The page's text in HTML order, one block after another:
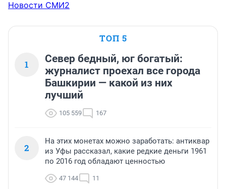
Новости СМИ2
ТОП 5
1
Север бедный, юг богатый:
журналист проехал все города
Башкирии — какой из них
лучший
105 559 167
2
На этих монетах можно заработать: антиквар
из Уфы рассказал, какие редкие деньги 1961
по 2016 год обладают ценностью
47 144 11